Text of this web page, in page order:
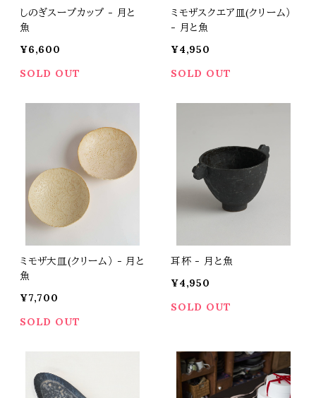
しのぎスープカップ - 月と
魚
¥6,600
SOLD OUT
ミモザスクエア皿(クリーム）
- 月と魚
¥4,950
SOLD OUT
ミモザ大皿(クリーム） - 月と
魚
¥7,700
SOLD OUT
耳杯 - 月と魚
¥4,950
SOLD OUT